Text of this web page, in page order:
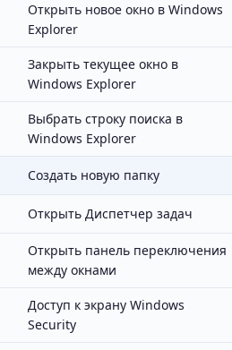
Открыть новое окно в Windows
Explorer
Закрыть текущее окно в
Windows Explorer
Выбрать строку поиска в
Windows Explorer
Создать новую папку
Открыть Диспетчер задач
Открыть панель переключения
между окнами
Доступ к экрану Windows
Security